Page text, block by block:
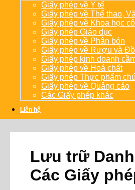
Giấy phép về Y tế
Giấy phép về Thể thao,
Giấy phép về Khoa học
Giấy phép Giáo dục
Giấy phép về Phân bón
Giấy phép về Rượu và
Giấy phép kinh doanh
Giấy phép về Hoá chất
Giấy phép Thực phẩm
Giấy phép về Quảng cáo
Các Giấy phép khác
Liên hệ
Lưu trữ
Các Giấy